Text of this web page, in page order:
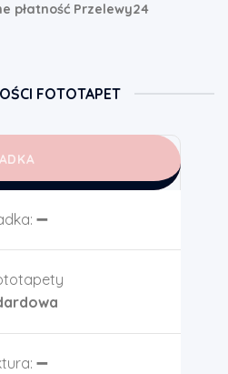
płatność Przelewy24
FOTOTAPET
➖
➖